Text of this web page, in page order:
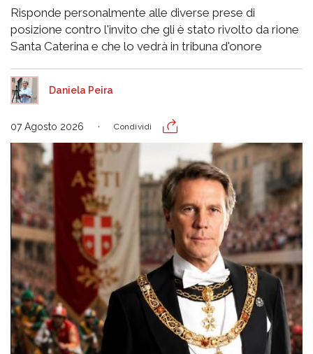
Risponde personalmente alle diverse prese di
posizione contro l'invito che gli è stato rivolto da rione
Santa Caterina e che lo vedrà in tribuna d'onore
Daniela Peira
07 Agosto 2026 Condividi